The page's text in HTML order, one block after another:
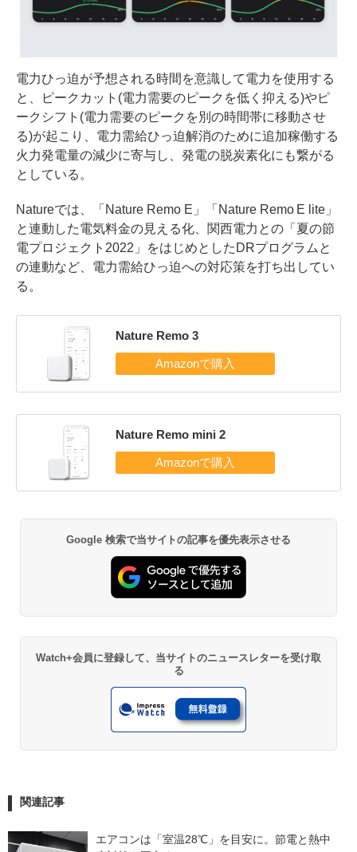
電力ひっ迫が予想される時間を意識して電力を使用する
と、ピークカット(電力需要のピークを低く抑える)やピ
ークシフト(電力需要のピークを別の時間帯に移動させ
る)が起こり、電力需給ひっ迫解消のために追加稼働する
火力発電量の減少に寄与し、発電の脱炭素化にも繋がる
としている。
Natureでは、「Nature Remo E」「Nature Remo E lite」
と連動した電気料金の見える化、関西電力との「夏の節
電プロジェクト2022」をはじめとしたDRプログラムと
の連動など、電力需給ひっ迫への対応策を打ち出してい
る。
Nature Remo 3
Nature Remo mini 2
Google 検索で当サイトの記事を優先表示させる
Watch+会員に登録して、当サイトのニュースレターを受け取
る
関連記事
エアコンは「室温28℃」を目安に。節電と熱中